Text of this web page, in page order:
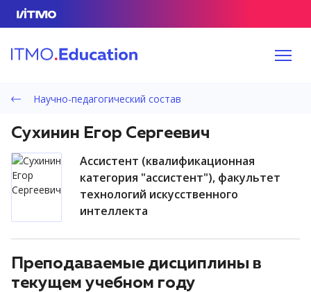
Научно-педагогический состав
Сухинин Егор Сергеевич
ассистент (квалификационная
категория "ассистент"), факультет
технологий искусственного
интеллекта
Преподаваемые дисциплины в
текущем учебном году